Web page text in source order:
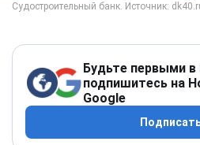
Будьте первыми в
подпишитесь на
Google